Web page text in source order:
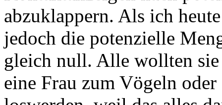
abzuklappern. Als ich
jedoch die potenzielle
gleich null. Alle wollten
eine Frau zum Vögeln